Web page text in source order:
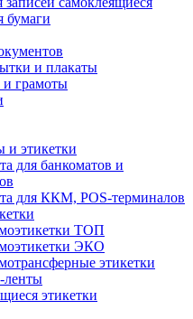
бумаги
и плакаты
грамоты
и этикетки
для банкоматов и
для ККМ, POS-терминалов
ТОП
ЭКО
этикетки
ленты
этикетки